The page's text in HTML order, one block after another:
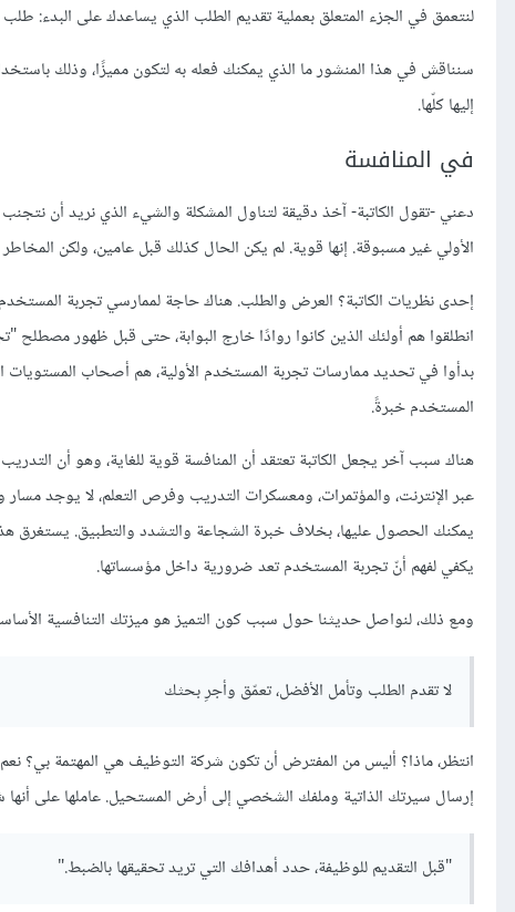
لنتعمق في الجزء المتعلق بعملية تقديم الطلب الذي يساعدك على البدء: طلب
إليها كلّها.
في المنافسة
دعني -تقول الكاتبة- آخذ دقيقة لتناول المشكلة والشيء الذي نريد أن
الأولي غير مسبوقة. إنها قوية. لم يكن الحال كذلك قبل عامين، ولكن
إحدى نظريات الكاتبة؟ العرض والطلب. هناك حاجة لممارسي تجربة
انطلقوا هم أولئك الذين كانوا روادًا خارج البوابة، حتى قبل ظهور مصطلح
بدأوا في تحديد ممارسات تجربة المستخدم الأولية، هم أصحاب المستويات
المستخدم خبرةً.
هناك سبب آخر يجعل الكاتبة تعتقد أن المنافسة قوية للغاية، وهو أن
عبر الإنترنت، والمؤتمرات، ومعسكرات التدريب وفرص التعلم، لا يوجد
يمكنك الحصول عليها، بخلاف خبرة الشجاعة والتشدد والتطبيق.
يكفي لفهم أنّ تجربة المستخدم تعد ضرورية داخل مؤسساتها.
ومع ذلك، لنواصل حديثنا حول سبب كون التميز هو ميزتك التنافسية
لا تقدم الطلب وتأمل الأفضل، تعمّق وأجرِ بحثك
انتظر، ماذا؟ أليس من المفترض أن تكون شركة التوظيف هي المهتمة بي؟
إرسال سيرتك الذاتية وملفك الشخصي إلى أرض المستحيل. عاملها على
"قبل التقديم للوظيفة، حدد أهدافك التي تريد تحقيقها بالضبط."